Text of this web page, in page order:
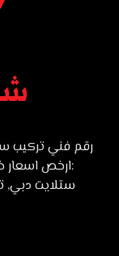
رقم فني تركيب
ستلايت دبي,